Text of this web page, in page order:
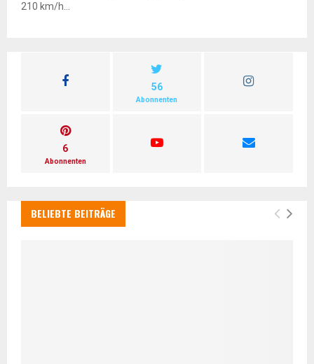
210 km/h...
56
Abonnenten
6
Abonnenten
BELIEBTE BEITRÄGE